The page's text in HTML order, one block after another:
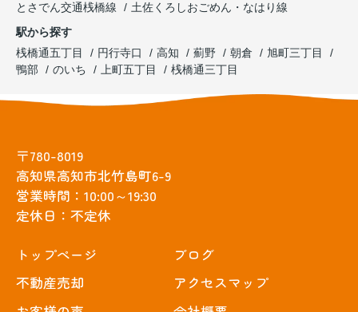
とさでん交通桟橋線
土佐くろしおごめん・なはり線
駅から探す
桟橋通五丁目
円行寺口 高知 薊野 朝倉
旭町三丁目
鴨部
のいち 上町五丁目 桟橋通三丁目
〒780-8019
高知県高知市北竹島町6-9
営業時間：10:00～19:30
定休日：不定休
トップぺージ
不動産売却
ブログ
アクセスマップ